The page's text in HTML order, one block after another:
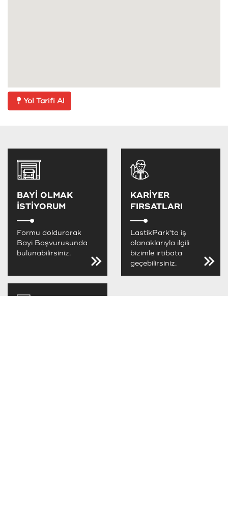
Yol Tarifi Al
BAYİ OLMAK
İSTİYORUM
Formu doldurarak
Bayi Başvurusunda
bulunabilirsiniz.
KARİYER
FIRSATLARI
LastikPark'ta iş
olanaklarıyla ilgili
bizimle irtibata
geçebilirsiniz.